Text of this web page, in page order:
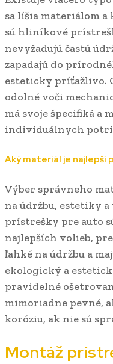
sa líšia materiálom
sú hliníkové
nevyžadujú častú
zapadajú do
esteticky príťažlivo.
odolné voči
má svoje špecifiká a
individuálnych
Aký materiál je najlepší
Výber správneho
na údržbu, estetiky
prístrešky pre auto
najlepších volieb,
ľahké na údržbu a
ekologický a
pravidelné
mimoriadne pevné,
koróziu, ak nie sú
Montáž